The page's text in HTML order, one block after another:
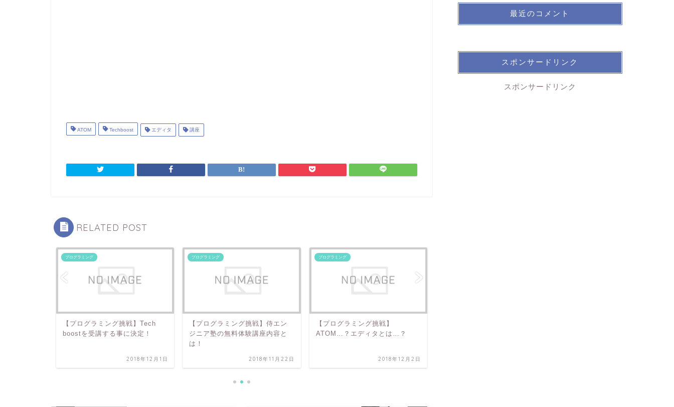
ATOM Techboost エディタ 講座
RELATED POST
プログラミング
【プログラミング挑戦】Tech
boostを受講する事に決定！
2018年12月1日
プログラミング
【プログラミング挑戦】侍エン
ジニア塾の無料体験講座内容と
は！
2018年11月22日
プログラミング
【プログラミング挑戦】
ATOM…？エディタとは…？
2018年12月2日
最近のコメント
スポンサードリンク
スポンサードリンク